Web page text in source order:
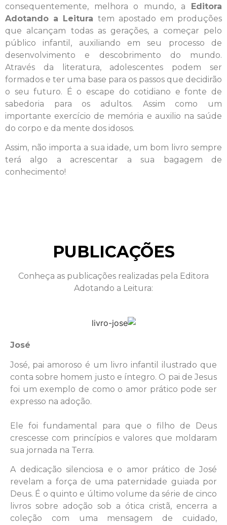
consequentemente, melhora o mundo, a Editora
Adotando a Leitura tem apostado em produções
que alcançam todas as gerações, a começar pelo
público infantil, auxiliando em seu processo de
desenvolvimento e descobrimento do mundo.
Através da literatura, adolescentes podem ser
formados e ter uma base para os passos que decidirão
o seu futuro. É o escape do cotidiano e fonte de
sabedoria para os adultos. Assim como um
importante exercício de memória e auxilio na saúde
do corpo e da mente dos idosos.
Assim, não importa a sua idade, um bom livro sempre
terá algo a acrescentar a sua bagagem de
conhecimento!
PUBLICAÇÕES
Conheça as publicações realizadas pela Editora
Adotando a Leitura:
José
José, pai amoroso é um livro infantil ilustrado que
conta sobre homem justo e íntegro. O pai de Jesus
foi um exemplo de como o amor prático pode ser
expresso na adoção.
Ele foi fundamental para que o filho de Deus
crescesse com princípios e valores que moldaram
sua jornada na Terra.
A dedicação silenciosa e o amor prático de José
revelam a força de uma paternidade guiada por
Deus. É o quinto e último volume da série de cinco
livros sobre adoção sob a ótica cristã, encerra a
coleção com uma mensagem de cuidado,